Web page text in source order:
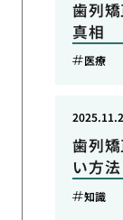
歯列
真相
医療
歯列
い方法
知識